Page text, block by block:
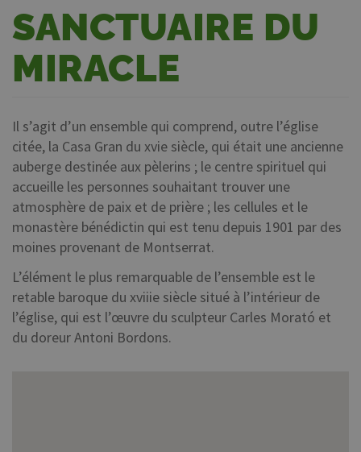
SANCTUAIRE DU
MIRACLE
Il s’agit d’un ensemble qui comprend, outre l’église
citée, la Casa Gran du xvie siècle, qui était une ancienne
auberge destinée aux pèlerins ; le centre spirituel qui
accueille les personnes souhaitant trouver une
atmosphère de paix et de prière ; les cellules et le
monastère bénédictin qui est tenu depuis 1901 par des
moines provenant de Montserrat.
L’élément le plus remarquable de l’ensemble est le
retable baroque du xviiie siècle situé à l’intérieur de
l’église, qui est l’œuvre du sculpteur Carles Morató et
du doreur Antoni Bordons.